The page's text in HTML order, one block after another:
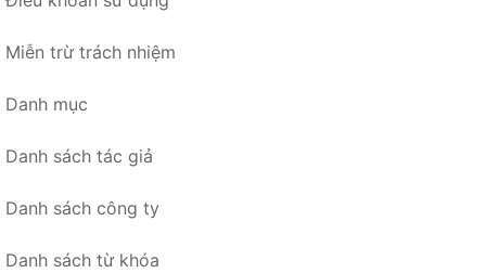
Miễn trừ trách nhiệm
Danh mục
Danh sách tác giả
Danh sách công ty
Danh sách từ khóa